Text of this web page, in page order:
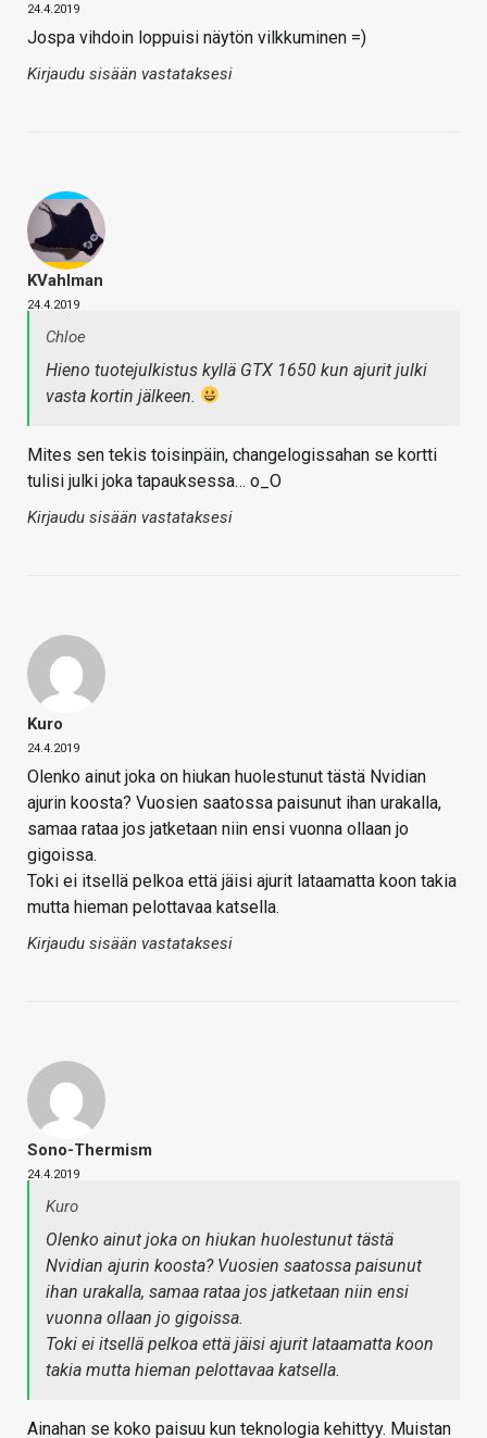
24.4.2019
Jospa vihdoin loppuisi näytön vilkkuminen =)
Kirjaudu sisään vastataksesi
KVahlman
24.4.2019
Chloe
Hieno tuotejulkistus kyllä GTX 1650 kun ajurit julki
vasta kortin jälkeen.
Mites sen tekis toisinpäin, changelogissahan se kortti
tulisi julki joka tapauksessa… o_O
Kirjaudu sisään vastataksesi
Kuro
24.4.2019
Olenko ainut joka on hiukan huolestunut tästä Nvidian
ajurin koosta? Vuosien saatossa paisunut ihan urakalla,
samaa rataa jos jatketaan niin ensi vuonna ollaan jo
gigoissa.
Toki ei itsellä pelkoa että jäisi ajurit lataamatta koon takia
mutta hieman pelottavaa katsella.
Kirjaudu sisään vastataksesi
Sono-Thermism
24.4.2019
Kuro
Olenko ainut joka on hiukan huolestunut tästä
Nvidian ajurin koosta? Vuosien saatossa paisunut
ihan urakalla, samaa rataa jos jatketaan niin ensi
vuonna ollaan jo gigoissa.
Toki ei itsellä pelkoa että jäisi ajurit lataamatta koon
takia mutta hieman pelottavaa katsella.
Ainahan se koko paisuu kun teknologia kehittyy. Muistan